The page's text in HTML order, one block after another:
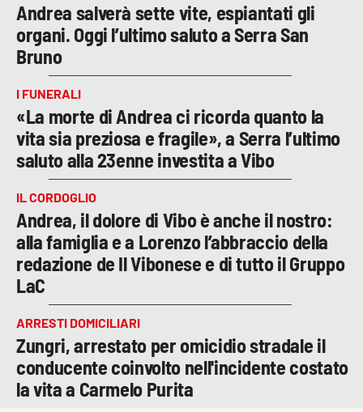
Andrea salverà sette vite, espiantati gli
organi. Oggi l’ultimo saluto a Serra San
Bruno
I FUNERALI
«La morte di Andrea ci ricorda quanto la
vita sia preziosa e fragile», a Serra l’ultimo
saluto alla 23enne investita a Vibo
IL CORDOGLIO
Andrea, il dolore di Vibo è anche il nostro:
alla famiglia e a Lorenzo l’abbraccio della
redazione de Il Vibonese e di tutto il Gruppo
LaC
ARRESTI DOMICILIARI
Zungri, arrestato per omicidio stradale il
conducente coinvolto nell'incidente costato
la vita a Carmelo Purita